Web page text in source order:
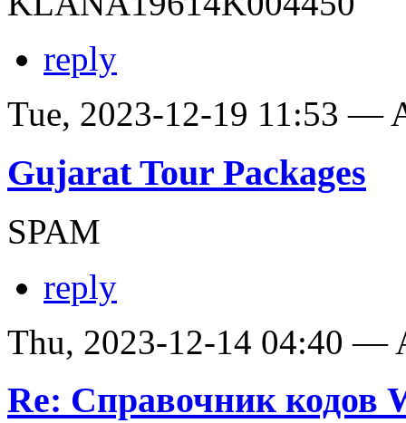
reply
Tue, 2023-12-19 11:53 —
Gujarat Tour Packages
SPAM
reply
Thu, 2023-12-14 04:40 —
Re: Справочник кодов